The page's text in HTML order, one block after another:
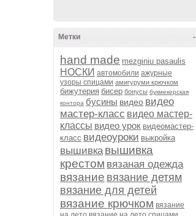
-
Метки
hand made mezginiu pasaulis
НОСКИ автомобили ажурные
узоры спицами амигуруми крючком
бижутерия бисер бонусы букмекерская
контора бусины видео видео
мастер-класс видео мастер-
классы видео урок видеомастер-
класс видеоуроки выкройка
вышивка вышивка
крестом вязаная одежда
вязание вязание детям
вязание для детей
вязание крючком вязание